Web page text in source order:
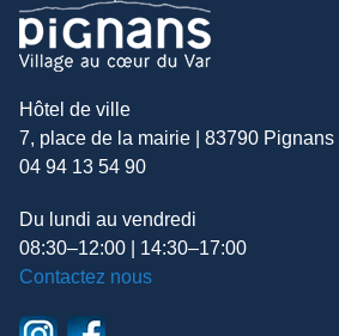
Hôtel de ville
7, place de la mairie | 83790 Pignans
04 94 13 54 90
Du lundi au vendredi
08:30–12:00 | 14:30–17:00
Contactez nous